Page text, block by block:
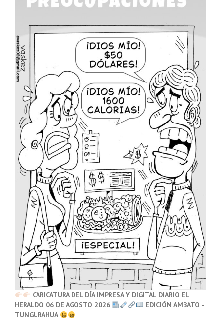
CARICATURA DEL DÍA IMPRESA Y DIGITAL DIARIO EL
HERALDO 06 DE AGOSTO 2026
EDICIÓN AMBATO -
TUNGURAHUA